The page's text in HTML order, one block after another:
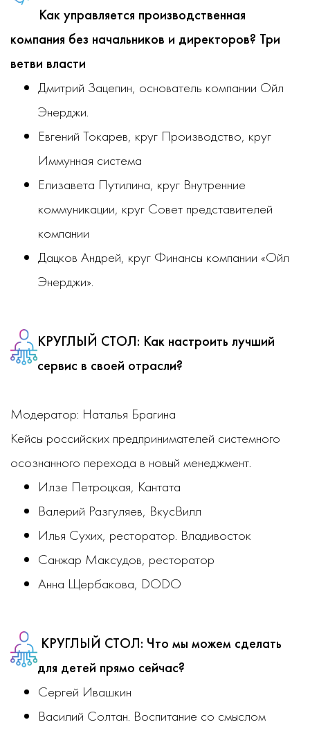
Как управляется производственная
компания без начальников и директоров? Три
ветви власти
Дмитрий Зацепин, основатель компании Ойл
Энерджи.
Евгений Токарев, круг Производство, круг
Иммунная система
Елизавета Путилина, круг Внутренние
коммуникации, круг Совет представителей
компании
Дацков Андрей, круг Финансы компании «Ойл
Энерджи».
КРУГЛЫЙ СТОЛ: Как настроить лучший
сервис в своей отрасли?
Модератор: Наталья Брагина
Кейсы российских предпринимателей системного
осознанного перехода в новый менеджмент.
Илзе Петроцкая, Кантата
Валерий Разгуляев, ВкусВилл
Илья Сухих, ресторатор. Владивосток
Санжар Максудов, ресторатор
Анна Щербакова, DODO
КРУГЛЫЙ СТОЛ: Что мы можем сделать
для детей прямо сейчас?
Сергей Ивашкин
Василий Солтан. Воспитание со смыслом